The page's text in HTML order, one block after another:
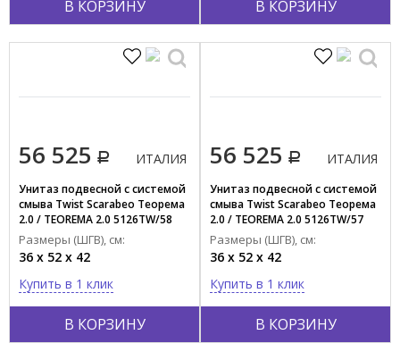
В КОРЗИНУ В КОРЗИНУ
56 525
В КОРЗИНУ
ИТАЛИЯ
Унитаз подвесной c системой
смыва Twist Scarabeo Теорема
2.0 / TEOREMA 2.0 5126TW/58
Размеры (ШГВ), см:
36 x 52 x 42
Купить в 1 клик
56 525
В КОРЗИНУ
ИТАЛИЯ
Унитаз подвесной c системой
смыва Twist Scarabeo Теорема
2.0 / TEOREMA 2.0 5126TW/57
Размеры (ШГВ), см:
36 x 52 x 42
Купить в 1 клик